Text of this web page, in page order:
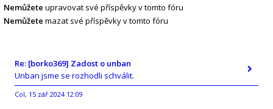
Nemůžete upravovat své příspěvky v tomto fóru
Nemůžete mazat své příspěvky v tomto fóru
Re: [borko369] Zadost o unban
Unban jsme se rozhodli schválit.
Col, 15 zář 2024 12:09